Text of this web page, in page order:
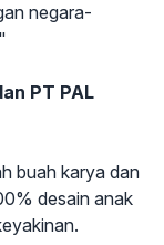
negara-
PT PAL
buah karya dan
desain anak